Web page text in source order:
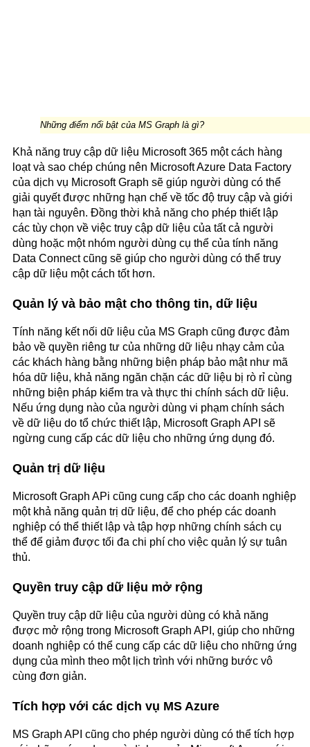
Những điểm nổi bật của MS Graph là gì?
Khả năng truy cập dữ liệu Microsoft 365 một cách hàng
loạt và sao chép chúng nên Microsoft Azure Data Factory
của dịch vụ Microsoft Graph sẽ giúp người dùng có thể
giải quyết được những hạn chế về tốc độ truy cập và giới
hạn tài nguyên. Đồng thời khả năng cho phép thiết lập
các tùy chọn về việc truy cập dữ liệu của tất cả người
dùng hoặc một nhóm người dùng cụ thể của tính năng
Data Connect cũng sẽ giúp cho người dùng có thể truy
cập dữ liệu một cách tốt hơn.
Quản lý và bảo mật cho thông tin, dữ liệu
Tính năng kết nối dữ liệu của MS Graph cũng được đảm
bảo về quyền riêng tư của những dữ liệu nhạy cảm của
các khách hàng bằng những biện pháp bảo mật như mã
hóa dữ liệu, khả năng ngăn chặn các dữ liệu bị rò rỉ cùng
những biện pháp kiểm tra và thực thi chính sách dữ liệu.
Nếu ứng dụng nào của người dùng vi phạm chính sách
về dữ liệu do tổ chức thiết lập, Microsoft Graph API sẽ
ngừng cung cấp các dữ liệu cho những ứng dụng đó.
Quản trị dữ liệu
Microsoft Graph APi cũng cung cấp cho các doanh nghiệp
một khả năng quản trị dữ liệu, để cho phép các doanh
nghiệp có thể thiết lập và tập hợp những chính sách cụ
thể để giảm được tối đa chi phí cho việc quản lý sự tuân
thủ.
Quyền truy cập dữ liệu mở rộng
Quyền truy cập dữ liệu của người dùng có khả năng
được mở rộng trong Microsoft Graph API, giúp cho những
doanh nghiệp có thể cung cấp các dữ liệu cho những ứng
dụng của mình theo một lịch trình với những bước vô
cùng đơn giản.
Tích hợp với các dịch vụ MS Azure
MS Graph API cũng cho phép người dùng có thể tích hợp